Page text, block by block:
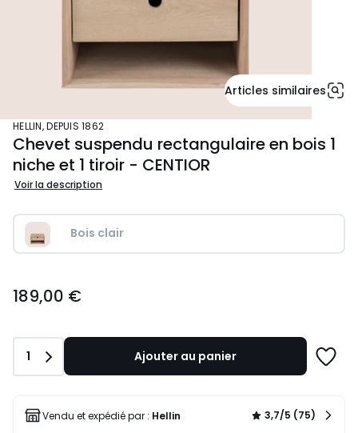
Articles similaires
HELLIN, DEPUIS 1862
Chevet suspendu rectangulaire en bois 1
niche et 1 tiroir - CENTIOR
Voir la description
Bois clair
€.
189,00 €
Quantité
1 Ajouter au panier
liste
Vendu et expédié par : Hellin 3,7/5 (75)